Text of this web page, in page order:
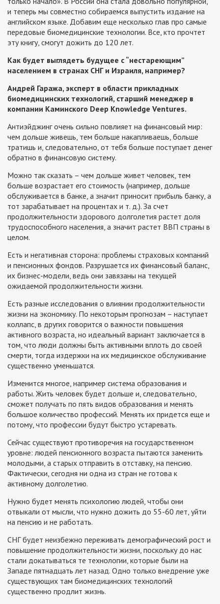
и теперь мы совместно собираемся выпустить издание на
английском языке. Добавим еще несколько глав про самые
передовые биомедицинские технологии. Все, кто прочтет
эту книгу, смогут дожить до 120 лет.
Как будет выглядеть будущее с “нестареющим”
населением в странах СНГ и Израиля, например?
Андрей Гаража, эксперт в области прикладных
биомедицинских технологий, старший менеджер в
компании Каминского Deep Knowledge Ventures.
Антиэйджинг очень сильно повлияет на финансовый мир:
чем дольше живешь, тем больше накапливаешь, больше
тратишь и, следовательно, от тебя больше поступает денег
обратно в финансовую систему.
Можно так сказать – чем дольше живет человек, тем
больше возрастает его стоимость (например, дольше
обслуживается в банке, а значит приносит прибыль банку, а
тот зарабатывает на процентах и т. д.). За счет
продолжительности здорового долголетия растет доля
трудоспособного населения, а значит растет ВВП страны в
целом.
Есть и негативная сторона: проблемы страховых компаний
и пенсионных фондов. Разрушается их финансовый баланс,
их бизнес-модели, ведь они завязаны на текущей
ожидаемой продолжительности жизни.
Есть разные исследования о влиянии продолжительности
жизни на экономику. По некоторым прогнозам – наступает
коллапс, в других говорится о важности повышения
активного возраста, но идеальный вариант заключается в
том, что люди должны быть активными вплоть до своей
смерти, тогда издержки на их медицинское обслуживание
существенно уменьшатся.
Изменится многое, например система образования и
работы. Жить человек будет дольше и, следовательно,
сможет получать по пять видов образования и менять
большое количество профессий. Менять их придется еще и
потому, что профессии будут быстро устаревать.
Сейчас существуют противоречия на государственном
уровне: людей пенсионного возраста пытаются заменить
молодыми, а старых отправить в отставку, на пенсию.
Фактически, сегодня ни одна из стран не готова к
активному долголетию.
Нужно будет менять психологию людей, чтобы они
отвыкали от мысли, что нужно дожить до 55-60 лет, уйти
на пенсию и не работать.
СНГ будет неизбежно переживать демографический рост и
повышение продолжительности жизни, поскольку до нас
стали докатываться те технологии, которые были на
Западе пятнадцать лет назад. Одно только внедрение уже
существующих там биомедицинских технологий
существенно продлит жизнь.